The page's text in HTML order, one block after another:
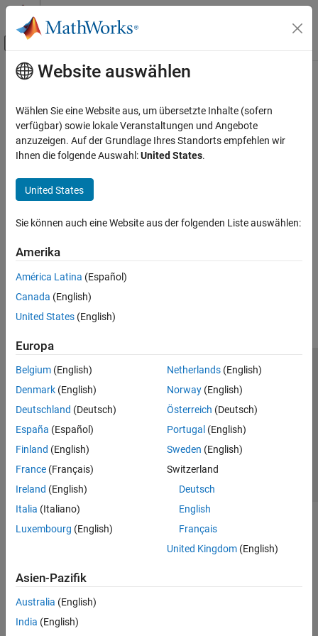
Weiter zum Inhalt
Umschaltung für Off-Canvas-
Startseite der Dokumentation
Hauptinhalt
How useful was this information?
Website auswählen
Wählen Sie eine Website aus, um übersetzte Inhalte (sofern
verfügbar) sowie lokale Veranstaltungen und Angebote
anzuzeigen. Auf der Grundlage Ihres Standorts empfehlen wir
Ihnen die folgende Auswahl:United States.
United States
Sie können auch eine Website aus der folgenden Liste auswählen:
Amerika
América Latina (Español)
Canada (English)
United States (English)
Europa
Belgium (English)
Denmark (English)
Deutschland (Deutsch)
España (Español)
Finland (English)
France (Français)
Ireland (English)
Italia (Italiano)
Luxembourg (English)
Netherlands(English)
Norway(English)
Österreich (Deutsch)
Portugal (English)
Sweden (English)
Switzerland
Deutsch
English
Français
United Kingdom(English)
Asien-Pazifik
Australia (English)
India (English)
Trust Center
Datenschutz-Richtlinien
Datendiebstahl verhindern
Status von Anwendungen
© 1994-2026 The MathWorks, Inc.
Website auswählen
Deutschland